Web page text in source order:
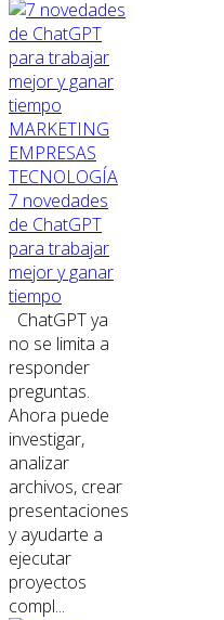
MARKETING
EMPRESAS
TECNOLOGÍA
7 novedades
de ChatGPT
para trabajar
mejor y ganar
tiempo
ChatGPT ya
no se limita a
responder
preguntas.
Ahora puede
investigar,
analizar
archivos, crear
presentaciones
y ayudarte a
ejecutar
proyectos
compl...